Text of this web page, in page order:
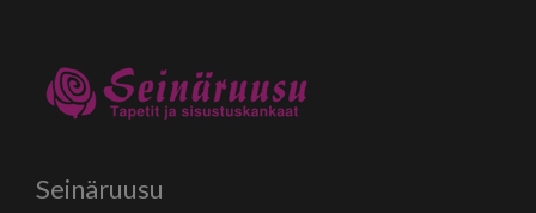
Seinäruusu